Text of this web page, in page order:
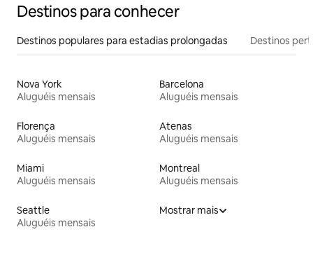
Destinos para conhecer
Destinos populares para estadias prolongadas Destinos
Nova York
Aluguéis mensais
Barcelona
Aluguéis mensais
Florença
Aluguéis mensais
Atenas
Aluguéis mensais
Miami
Aluguéis mensais
Montreal
Aluguéis mensais
Seattle
Aluguéis mensais
Mostrar mais